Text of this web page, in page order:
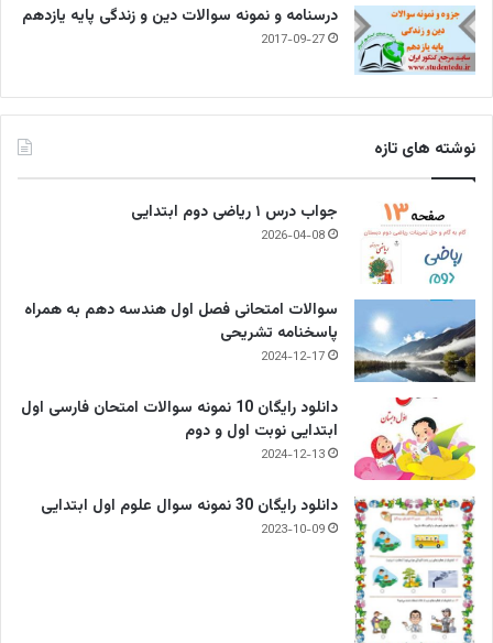
درسنامه و نمونه سوالات دین و زندگی پایه یازدهم
2017-09-27
نوشته های تازه
جواب درس ۱ ریاضی دوم ابتدایی
2026-04-08
سوالات امتحانی فصل اول هندسه دهم به همراه
پاسخنامه تشریحی
2024-12-17
دانلود رایگان 10 نمونه سوالات امتحان فارسی اول
ابتدایی نوبت اول و دوم
2024-12-13
دانلود رایگان 30 نمونه سوال علوم اول ابتدایی
2023-10-09